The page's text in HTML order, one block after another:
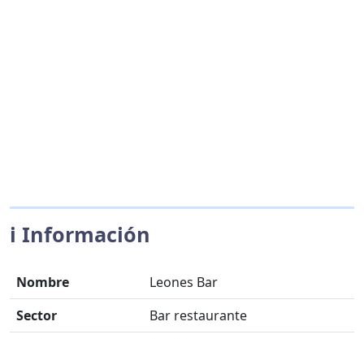
ℹ️ Información
Nombre
Leones Bar
Sector
Bar restaurante